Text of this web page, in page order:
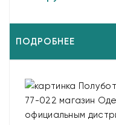
ПОДРОБНЕЕ